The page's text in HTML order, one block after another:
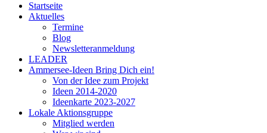
Startseite
Aktuelles
Termine
Blog
Newsletteranmeldung
LEADER
Ammersee-Ideen Bring Dich ein!
Von der Idee zum Projekt
Ideen 2014-2020
Ideenkarte 2023-2027
Lokale Aktionsgruppe
Mitglied werden